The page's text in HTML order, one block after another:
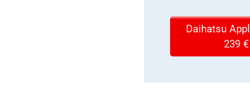
Daihatsu
239 €